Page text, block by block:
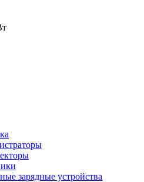
зарядные устройства